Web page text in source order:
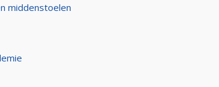
middenstoelen